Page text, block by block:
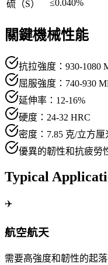
硫（S） ≤0.040%
關鍵機械性能
抗拉強度：930-1080
屈服強度：740-930
延伸率：12-16%
硬度：24-32 HRC
密度：7.85 克/立方厘
優異的韌性和抗疲勞
Typical
✈️
航空航天
需要高強度和韌性的起